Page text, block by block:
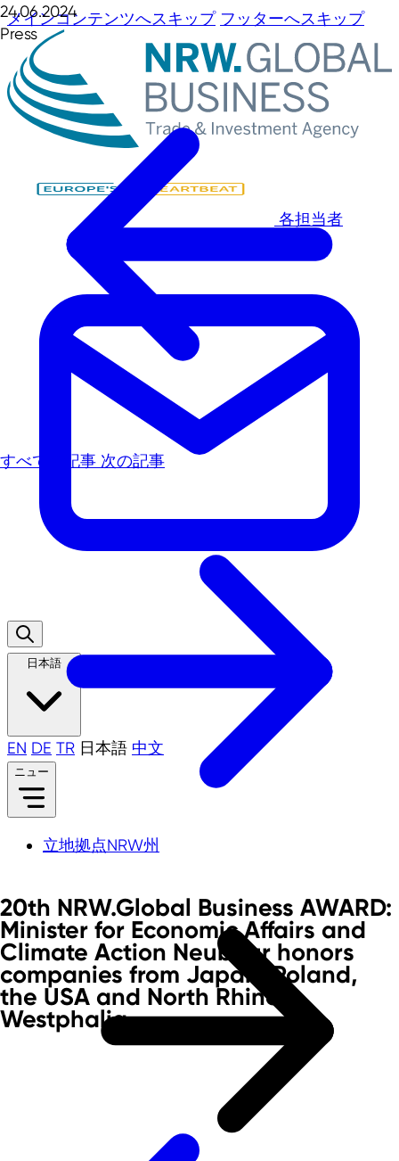
メインコンテンツへスキップ フッターへスキップ
各担当者
日本語
EN DE TR 日本語 中文
ニュー
立地拠点NRW州
24.06.2024
Press
すべての記事 次の記事
20th NRW.Global Business AWARD:
Minister for Economic Affairs and
Climate Action Neubaur honors
companies from Japan, Poland,
the USA and North Rhine-
Westphalia